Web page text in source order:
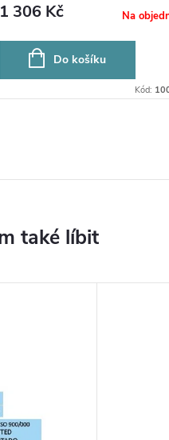
1 306 Kč Na
Do košíku
Kód: